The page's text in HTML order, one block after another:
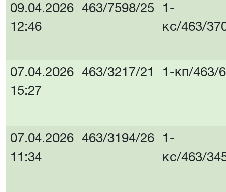
09.04.2026
12:46
463/7598/25
1-
кс/463/
07.04.2026
15:27
463/3217/21 1-кп/463/
07.04.2026
11:34
463/3194/26
1-
кс/463/